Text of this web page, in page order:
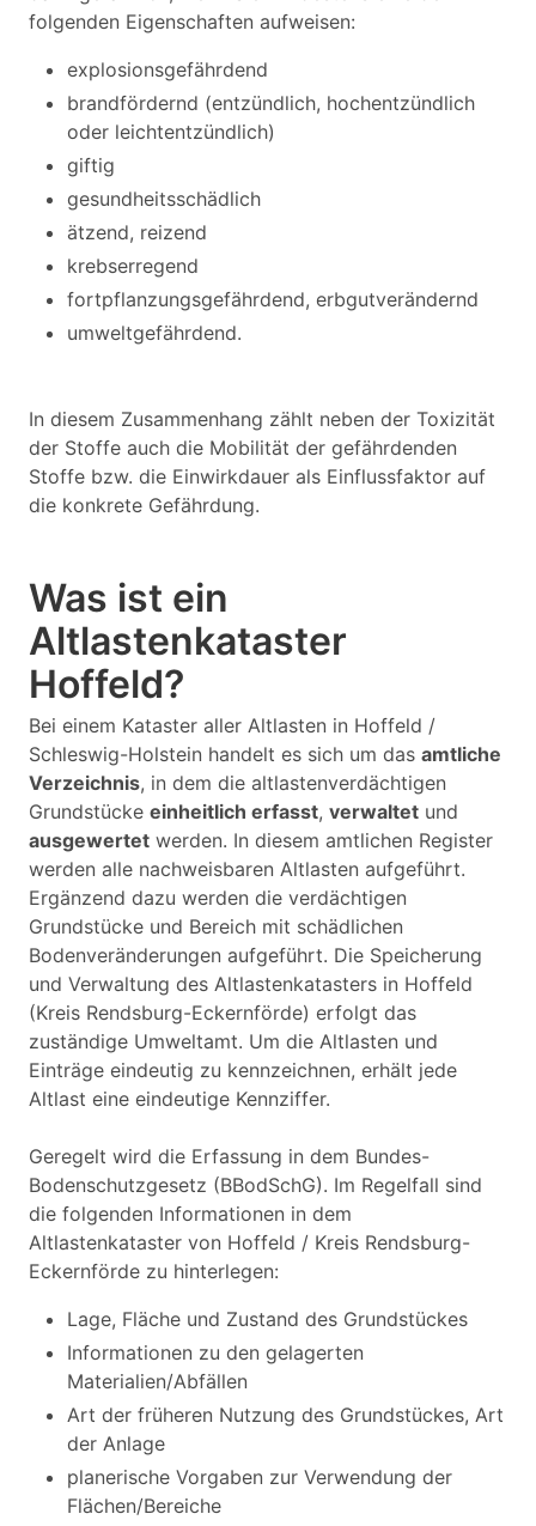
folgenden Eigenschaften aufweisen:
explosionsgefährdend
brandfördernd (entzündlich, hochentzündlich
oder leichtentzündlich)
giftig
gesundheitsschädlich
ätzend, reizend
krebserregend
fortpflanzungsgefährdend, erbgutverändernd
umweltgefährdend.
In diesem Zusammenhang zählt neben der Toxizität
der Stoffe auch die Mobilität der gefährdenden
Stoffe bzw. die Einwirkdauer als Einflussfaktor auf
die konkrete Gefährdung.
Was ist ein
Altlastenkataster
Hoffeld?
Bei einem Kataster aller Altlasten in Hoffeld /
Schleswig-Holstein handelt es sich um das amtliche
Verzeichnis, in dem die altlastenverdächtigen
Grundstücke einheitlich erfasst, verwaltet und
ausgewertet werden. In diesem amtlichen Register
werden alle nachweisbaren Altlasten aufgeführt.
Ergänzend dazu werden die verdächtigen
Grundstücke und Bereich mit schädlichen
Bodenveränderungen aufgeführt. Die Speicherung
und Verwaltung des Altlastenkatasters in Hoffeld
(Kreis Rendsburg-Eckernförde) erfolgt das
zuständige Umweltamt. Um die Altlasten und
Einträge eindeutig zu kennzeichnen, erhält jede
Altlast eine eindeutige Kennziffer.
Geregelt wird die Erfassung in dem Bundes-
Bodenschutzgesetz (BBodSchG). Im Regelfall sind
die folgenden Informationen in dem
Altlastenkataster von Hoffeld / Kreis Rendsburg-
Eckernförde zu hinterlegen:
Lage, Fläche und Zustand des Grundstückes
Informationen zu den gelagerten
Materialien/Abfällen
Art der früheren Nutzung des Grundstückes, Art
der Anlage
planerische Vorgaben zur Verwendung der
Flächen/Bereiche